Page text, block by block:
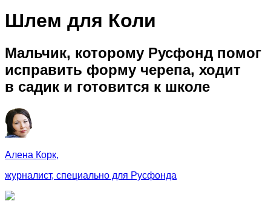
Шлем для Коли
Мальчик, которому Русфонд помог
исправить форму черепа, ходит
в садик и готовится к школе
Алена Корк,
журналист, специально для Русфонда